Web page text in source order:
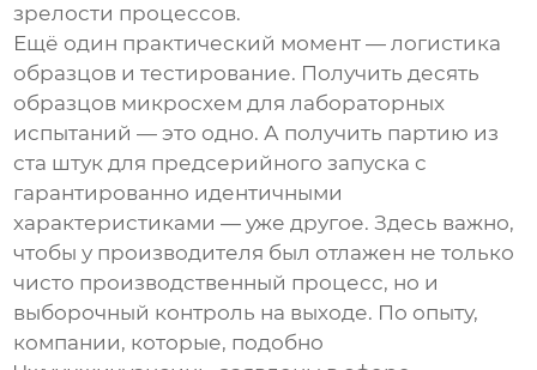
зрелости процессов.
Ещё один практический момент — логистика
образцов и тестирование. Получить десять
образцов микросхем для лабораторных
испытаний — это одно. А получить партию из
ста штук для предсерийного запуска с
гарантированно идентичными
характеристиками — уже другое. Здесь важно,
чтобы у производителя был отлажен не только
чисто производственный процесс, но и
выборочный контроль на выходе. По опыту,
компании, которые, подобно